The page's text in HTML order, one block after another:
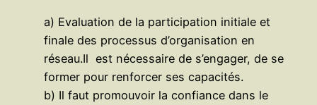
a) Evaluation de la participation initiale et
finale des processus d’organisation en
réseau.Il est nécessaire de s’engager, de se
former pour renforcer ses capacités.
b) Il faut promouvoir la confiance dans le